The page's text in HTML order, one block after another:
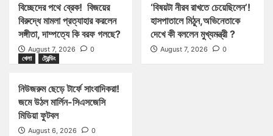
বিচ্ছেদের পথে ব্রেক! বিজয়ের
বিরুদ্ধে মামলা প্রত্যাহার করলেন
সঙ্গীতা, দাম্পত্যে কি বরফ গলছে?
August 7, 2026 0
‘বিষয়টা নীরব রাখতে চেয়েছিলেন’!
হাসপাতালে মিঠুন,অভিনেতাকে
দেখে কী বললেন মুখ্যমন্ত্রী ?
August 7, 2026
0
খেলা
ট্রেন্ডিং
নিউজরুম ছেড়ে টার্ফে সাংবাদিকরা!
জমে উঠল মার্লিন-সিএসজেসি
মিডিয়া ফুটবল
August 6, 2026 0